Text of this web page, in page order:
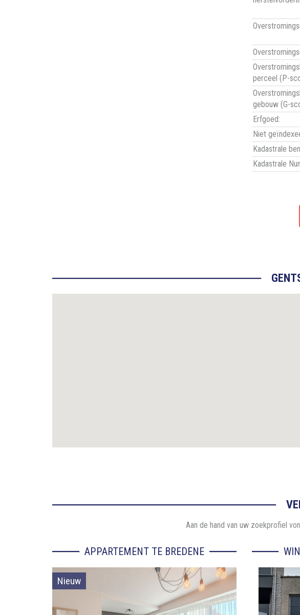
perceel (P-
gebouw (G-
Erfgoed:
Niet
Kadastrale
Kadastrale
Aan de hand van uw zoekprofiel
APPARTEMENT TE BREDENE
Nieuw